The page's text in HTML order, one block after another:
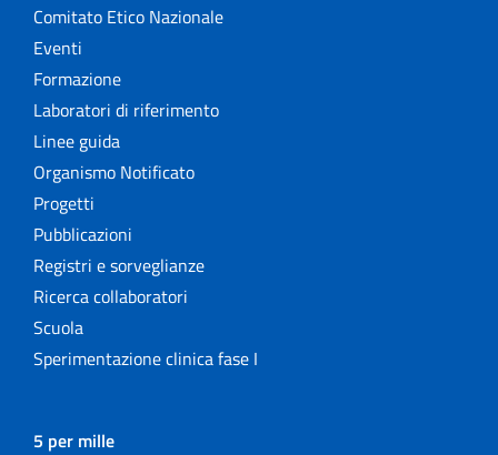
Comitato Etico Nazionale
Eventi
Formazione
Laboratori di riferimento
Linee guida
Organismo Notificato
Progetti
Pubblicazioni
Registri e sorveglianze
Ricerca collaboratori
Scuola
Sperimentazione clinica fase I
5 per mille